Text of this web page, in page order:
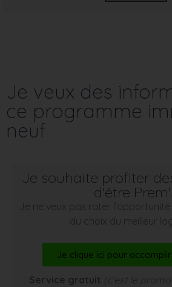
Je veux des
ce programme
neuf
Je souhaite profiter
d'être
Je ne veux pas rater
du choix du meilleur
Je clique ici pour
Service gratuit (c’est le